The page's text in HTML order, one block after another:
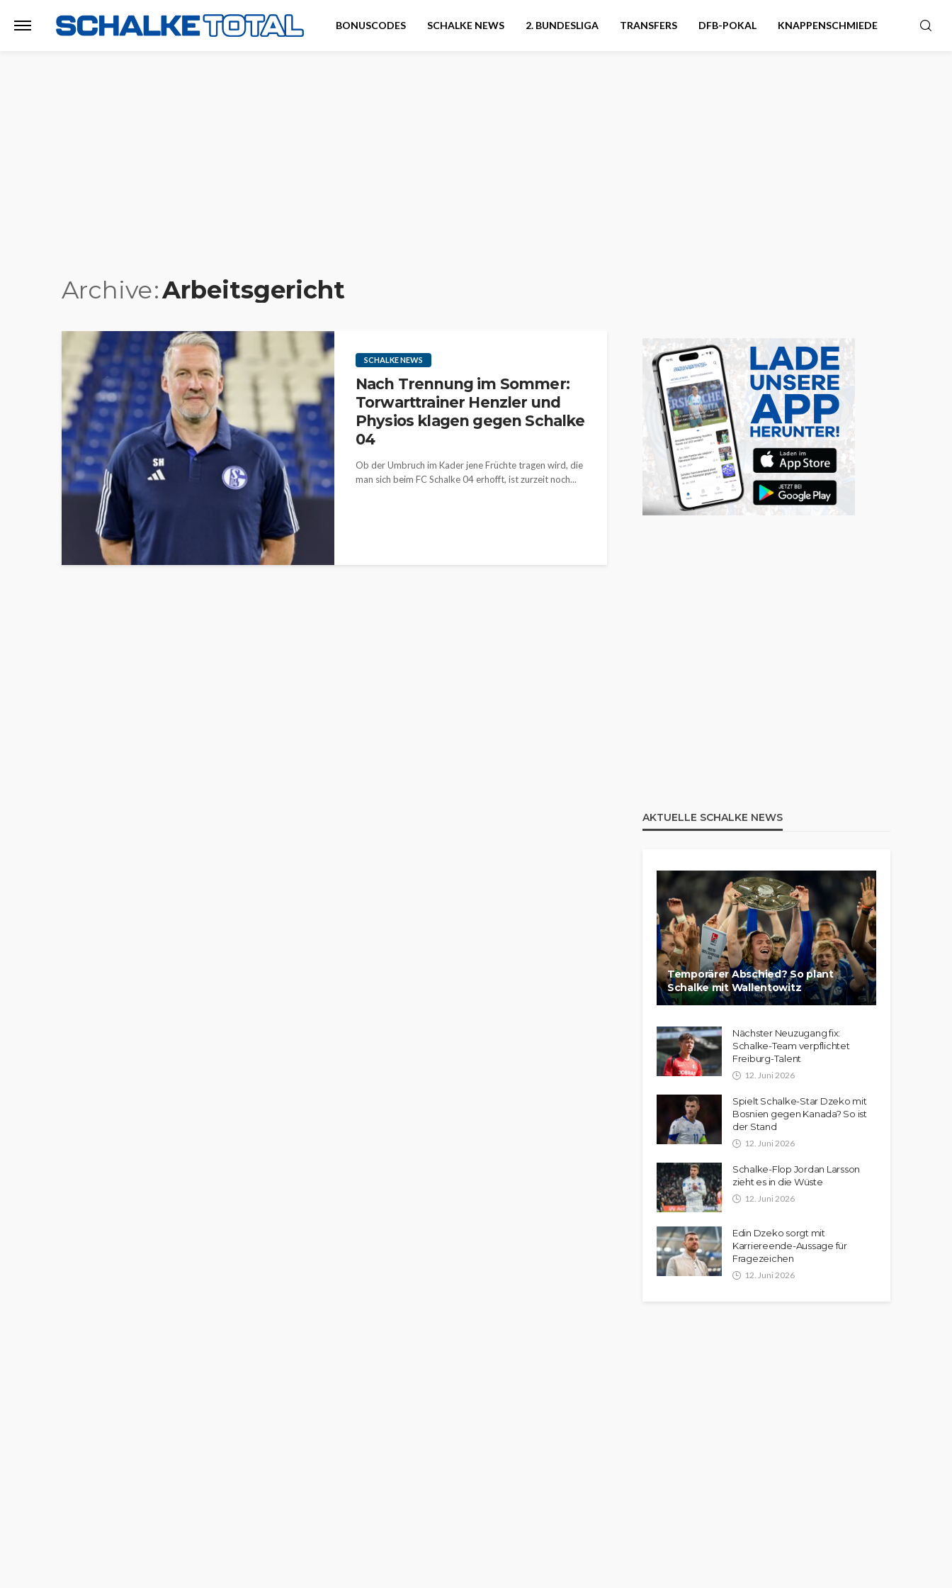
BONUSCODES SCHALKE NEWS 2. BUNDESLIGA TRANSFERS DFB-POKAL KNAPPENSCHMIEDE
Archive Arbeitsgericht
SCHALKE NEWS
Nach Trennung im Sommer:
Torwarttrainer Henzler und
Physios klagen gegen Schalke
04
Ob der Umbruch im Kader jene Früchte tragen wird, die
man sich beim FC Schalke 04 erhofft, ist zurzeit noch...
AKTUELLE SCHALKE NEWS
Temporärer Abschied? So plant
Schalke mit Wallentowitz
Nächster Neuzugang fix:
Schalke-Team verpflichtet
Freiburg-Talent
12. Juni 2026
Spielt Schalke-Star Dzeko mit
Bosnien gegen Kanada? So ist
der Stand
12. Juni 2026
Schalke-Flop Jordan Larsson
zieht es in die Wüste
12. Juni 2026
Edin Dzeko sorgt mit
Karriereende-Aussage für
Fragezeichen
12. Juni 2026